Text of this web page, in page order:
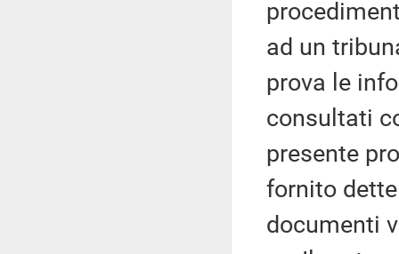
ad un
prova le
consultati
presente
fornito
documenti